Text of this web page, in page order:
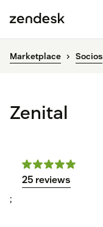
Marketplace Socios
Zenital
25 reviews
;